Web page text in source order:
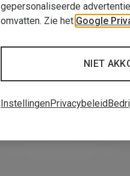
gepersonaliseerde
omvatten. Zie het Google
NIET
InstellingenPrivacybeleid